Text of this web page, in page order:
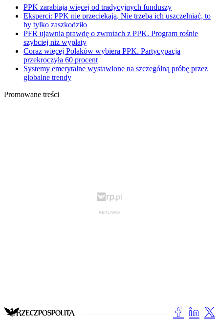
PPK zarabiają więcej od tradycyjnych funduszy
Eksperci: PPK nie przeciekają. Nie trzeba ich uszczelniać, to
by tylko zaszkodziło
PFR ujawnia prawdę o zwrotach z PPK. Program rośnie
szybciej niż wypłaty
Coraz więcej Polaków wybiera PPK. Partycypacja
przekroczyła 60 procent
Systemy emerytalne wystawione na szczególną próbę przez
globalne trendy
Promowane treści